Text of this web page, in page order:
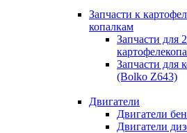
Запчасти к
копалкам
Запчасти для
Запчасти для
(Bolko Z643)
Двигатели
Двигатели
Двигатели